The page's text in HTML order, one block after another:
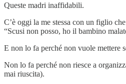
Queste madri inaffidabili.
C’è oggi la me stessa con un figlio
“Scusi non posso, ho il bambino
E non lo fa perché non vuole mettere
Non lo fa perché non riesce a
mai riuscita).